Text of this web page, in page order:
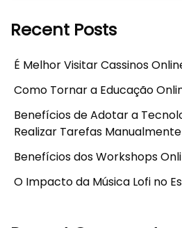
Recent Posts
É Melhor Visitar Cassinos
Como Tornar a Educação
Benefícios de Adotar a
Realizar Tarefas Manualmente
Benefícios dos Workshops
O Impacto da Música Lofi no